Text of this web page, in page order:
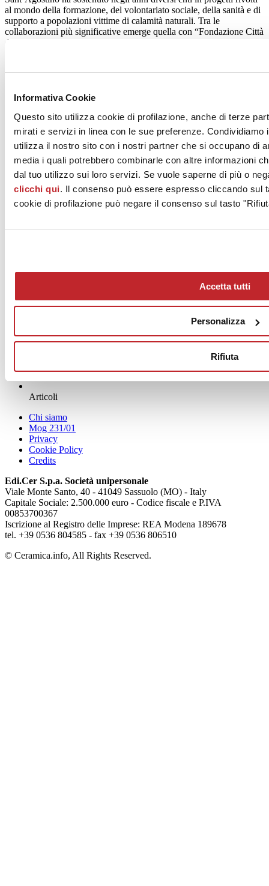
Informativa Cookie
Questo sito utilizza cookie di profilazione, anche di terze
mirati e servizi in linea con le sue preferenze.
utilizza il nostro sito con i nostri partner che si occupano di
media i quali potrebbero combinarle con altre informazioni
dal tuo utilizzo sui loro servizi. Se vuole saperne di più o
clicchi qui. Il consenso può essere espresso cliccando sul
cookie di profilazione può negare il consenso sul tasto
Accetta tutti
Personalizza
Rifiuta
al mondo della formazione, del volontariato sociale, della sanità e di
supporto a popolazioni vittime di calamità naturali. Tra le
collaborazioni più significative emerge quella con “Fondazione Città
della Speranza”, Onlus di ricerca pediatrica e malattie infantili, il cui
nel quale sono previsti in futuro anche percorsi di coinvolgimento
aziendale, anche per i prossimi anni Ceramica Sant’Agostino sta
progettando nuove iniziative di carattere culturale rivolte ai cittadini,
e sulla base degli obiettivi di sviluppo sostenibile definiti dall’ONU,
l’azienda continua il suo cammino in attività consapevoli, fatte di
valori, principi e metodi comuni, che contribuiscano a creare valore
allo sviluppo economico, ambientale e sociale.
aziende
Articoli
Chi siamo
Mog 231/01
Privacy
Cookie Policy
Credits
Edi.Cer S.p.a. Società unipersonale
Viale Monte Santo, 40 - 41049 Sassuolo (MO) - Italy
Capitale Sociale: 2.500.000 euro - Codice fiscale e P.IVA
00853700367
Iscrizione al Registro delle Imprese: REA Modena 189678
tel. +39 0536 804585 - fax +39 0536 806510
© Ceramica.info, All Rights Reserved.